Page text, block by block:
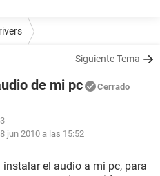
Siguiente Tema
de mi pc Cerrado
8 jun 2010 a las 15:52
el audio a mi pc, para